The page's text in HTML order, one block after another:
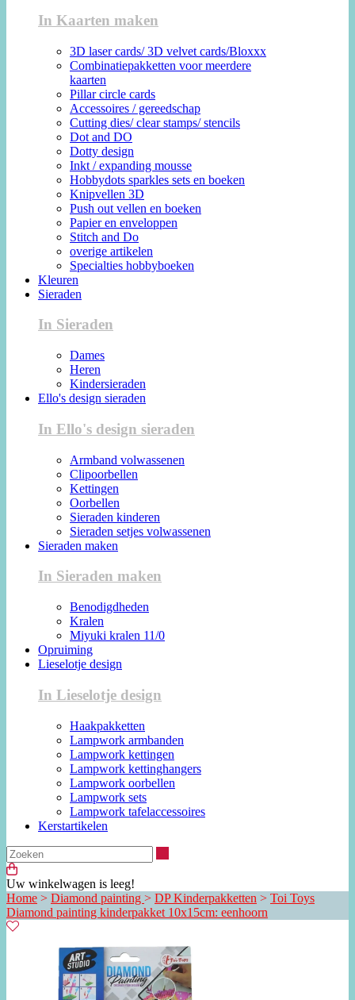
In Kaarten maken
3D laser cards/ 3D velvet cards/Bloxxx
Combinatiepakketten voor meerdere
kaarten
Pillar circle cards
Accessoires / gereedschap
Cutting dies/ clear stamps/ stencils
Dot and DO
Dotty design
Inkt / expanding mousse
Hobbydots sparkles sets en boeken
Knipvellen 3D
Push out vellen en boeken
Papier en enveloppen
Stitch and Do
overige artikelen
Specialties hobbyboeken
Kleuren
Sieraden
In Sieraden
Dames
Heren
Kindersieraden
Ello's design sieraden
In Ello's design sieraden
Armband volwassenen
Clipoorbellen
Kettingen
Oorbellen
Sieraden kinderen
Sieraden setjes volwassenen
Sieraden maken
In Sieraden maken
Benodigdheden
Kralen
Miyuki kralen 11/0
Opruiming
Lieselotje design
In Lieselotje design
Haakpakketten
Lampwork armbanden
Lampwork kettingen
Lampwork kettinghangers
Lampwork oorbellen
Lampwork sets
Lampwork tafelaccessoires
Kerstartikelen
Uw winkelwagen is leeg!
Home > Diamond painting > DP Kinderpakketten > Toi Toys
Diamond painting kinderpakket 10x15cm: eenhoorn